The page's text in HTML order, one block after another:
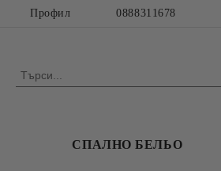
Профил 0888311678
СПАЛНО БЕЛЬО